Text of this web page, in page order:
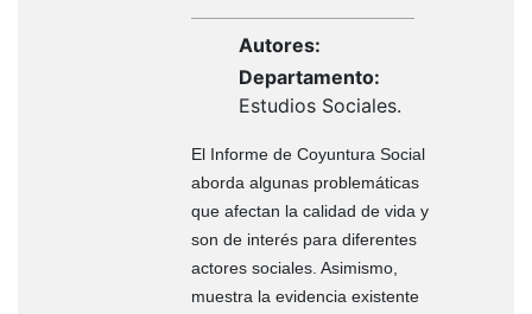
Autores:
Departamento:
Estudios Sociales.
El Informe de Coyuntura Social
aborda algunas problemáticas
que afectan la calidad de vida y
son de interés para diferentes
actores sociales. Asimismo,
muestra la evidencia existente